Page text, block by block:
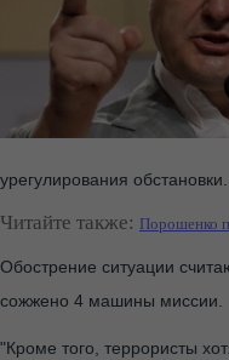
урегулирования обстановки.
Читайте также: Порошенко
Обострение ситуации
сожжено 4 машины миссии.
"Кроме того, террористы